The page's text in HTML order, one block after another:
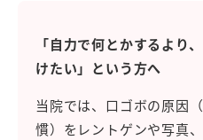
「自力で何とかするより
けたい」という方へ
当院では、口ゴボの原因
慣）をレントゲンや写真